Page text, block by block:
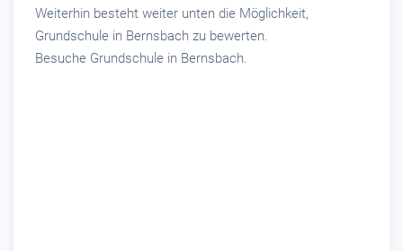
Weiterhin besteht weiter unten die Möglichkeit,
Grundschule in Bernsbach zu bewerten.
Besuche Grundschule in Bernsbach.